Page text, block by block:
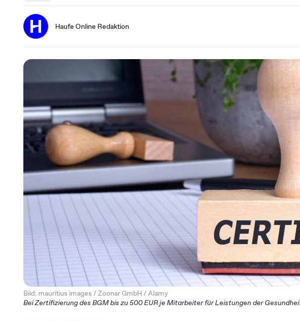
Haufe Online Redaktion
Bild: mauritius images / Zoonar GmbH / Alamy
Bei Zertifizierung des BGM bis zu 500 EUR je Mitarbeiter für Leistungen der